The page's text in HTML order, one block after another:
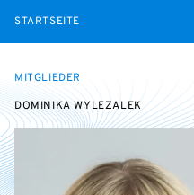
STARTSEITE
MITGLIEDER
DOMINIKA WYLEZALEK